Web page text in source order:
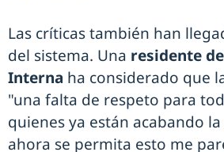
Las críticas también han
del sistema. Una residente
Interna ha considerado que
"una falta de respeto para
quienes ya están acabando
ahora se permita esto me